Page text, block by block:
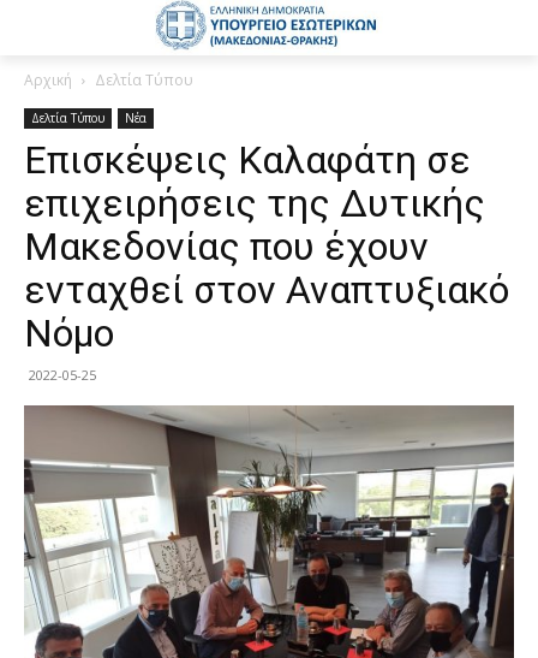
Αρχική Δελτία Τύπου
Δελτία Τύπου Νέα
Επισκέψεις Καλαφάτη σε
επιχειρήσεις της Δυτικής
Μακεδονίας που έχουν
ενταχθεί στον Αναπτυξιακό
Νόμο
2022-05-25